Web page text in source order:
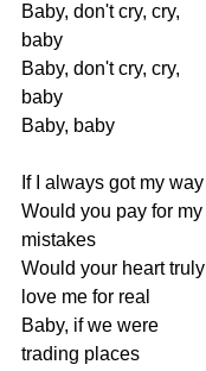
Baby, don't cry, cry,
baby
Baby, don't cry, cry,
baby
Baby, baby
If always got my way
Would you pay for my
mistakes
Would your heart truly
love me for real
Baby, if we were
trading places